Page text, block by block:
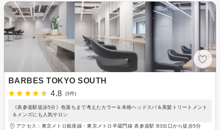
BARBES TOKYO SOUTH
4.8
(3件)
《表参道駅徒歩5分》色落ちまで考えたカラー＆本格ヘッドスパ＆美髪トリートメント
＆メンズにも人気サロン
アクセス：東京メトロ銀座線・東京メトロ半蔵門線 表参道駅 B3出口から徒歩5分